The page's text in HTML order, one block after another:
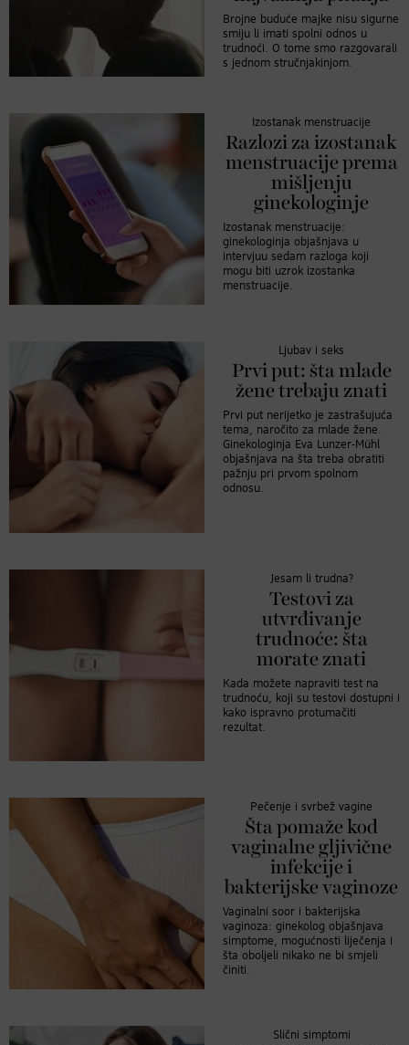
Brojne buduće majke nisu sigurne
smiju li imati spolni odnos u
trudnoći. O tome smo razgovarali
s jednom stručnjakinjom.
Izostanak menstruacije
Razlozi za izostanak
menstruacije prema
mišljenju
ginekologinje
Izostanak menstruacije:
ginekologinja objašnjava u
intervjuu sedam razloga koji
mogu biti uzrok izostanka
menstruacije.
Ljubav i seks
Prvi put: šta mlade
žene trebaju znati
Prvi put nerijetko je zastrašujuća
tema, naročito za mlade žene.
Ginekologinja Eva Lunzer-Mühl
objašnjava na šta treba obratiti
pažnju pri prvom spolnom
odnosu.
Jesam li trudna?
Testovi za
utvrđivanje
trudnoće: šta
morate znati
Kada možete napraviti test na
trudnoću, koji su testovi dostupni i
kako ispravno protumačiti
rezultat.
Pečenje i svrbež vagine
Šta pomaže kod
vaginalne gljivične
infekcije i
bakterijske vaginoze
Vaginalni soor i bakterijska
vaginoza: ginekolog objašnjava
simptome, mogućnosti liječenja i
šta oboljeli nikako ne bi smjeli
činiti.
Slični simptomi